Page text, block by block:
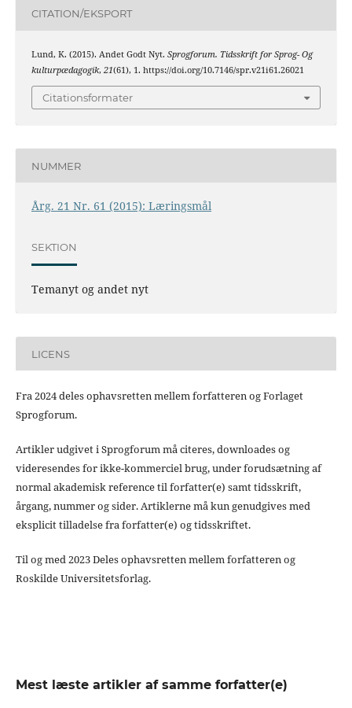
CITATION/EKSPORT
Lund, K. (2015). Andet Godt Nyt. Sprogforum. Tidsskrift for Sprog- Og
kulturpædagogik, 21(61), 1. https://doi.org/10.7146/spr.v21i61.26021
Citationsformater
NUMMER
Årg. 21 Nr. 61 (2015): Læringsmål
SEKTION
Temanyt og andet nyt
LICENS
Fra 2024 deles ophavsretten mellem forfatteren og Forlaget
Sprogforum.
Artikler udgivet i Sprogforum må citeres, downloades og
videresendes for ikke-kommerciel brug, under forudsætning af
normal akademisk reference til forfatter(e) samt tidsskrift,
årgang, nummer og sider. Artiklerne må kun genudgives med
eksplicit tilladelse fra forfatter(e) og tidsskriftet.
Til og med 2023 Deles ophavsretten mellem forfatteren og
Roskilde Universitetsforlag.
Mest læste artikler af samme forfatter(e)